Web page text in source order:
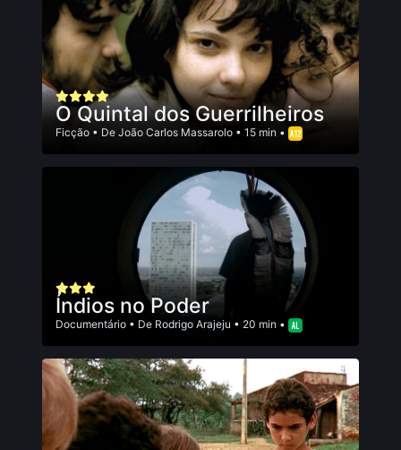
O Quintal dos Guerrilheiros
Ficção • De João Carlos Massarolo • 15 min •
Índios no Poder
Documentário • De Rodrigo Arajeju • 20 min •